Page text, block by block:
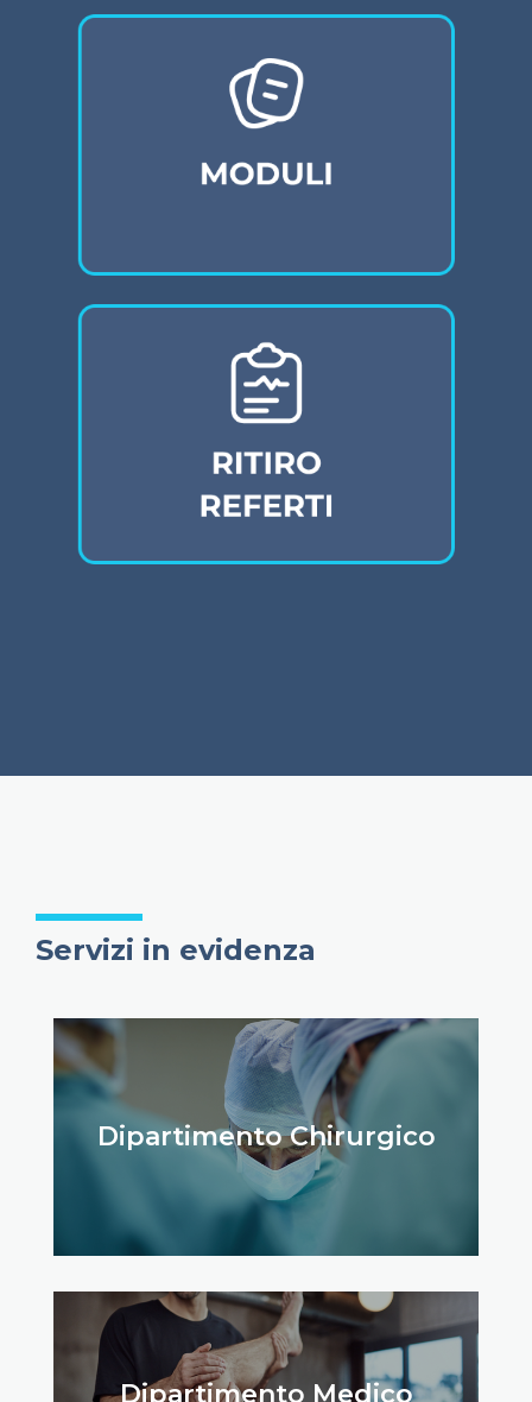
Servizi in evidenza
Dipartimento Chirurgico
Dipartimento Medico